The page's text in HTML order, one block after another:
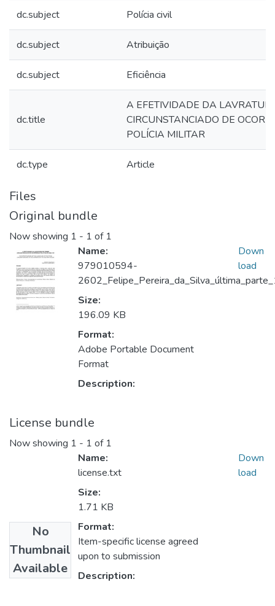
dc.subject Polícia civil
dc.subject Atribuição
dc.subject Eficiência
dc.title
A EFETIVIDADE DA
CIRCUNSTANCIADO DE
POLÍCIA MILITAR
dc.type Article
Files
Original bundle
Now showing 1 - 1 of 1
Name:
979010594-
Size:
196.09 KB
Format:
Adobe Portable Document
Format
Description:
Down
load
License bundle
Now showing 1 - 1 of 1
No
Thumbnail
Available
Name:
license.txt
Size:
1.71 KB
Format:
Item-specific license agreed
upon to submission
Description:
Down
load